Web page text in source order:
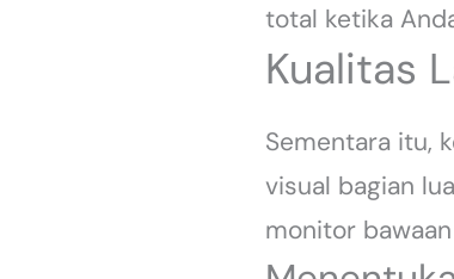
total ketika
Kualitas
Sementara itu,
visual bagian
monitor